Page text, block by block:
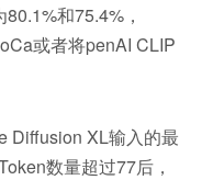
和75.4%，
或者将penAI CLIP
Diffusion XL输入的最
数量超过77后，